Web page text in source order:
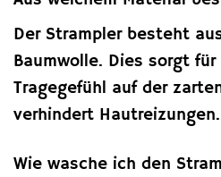
Der Strampler besteht
Baumwolle. Dies sorgt
Tragegefühl auf der
verhindert Hautreizungen.
Wie wasche ich den